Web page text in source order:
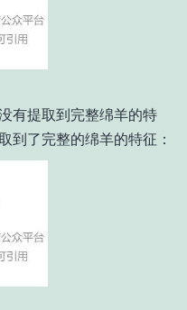
有提取到完整绵羊的特
到了完整的绵羊的特征：